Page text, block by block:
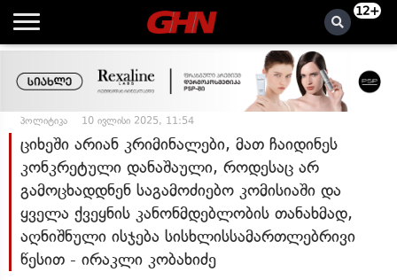
12+
პოლიტიკა 10 ივლისი 2025, 11:54
ციხეში არიან კრიმინალები, მათ ჩაიდინეს
კონკრეტული დანაშაული, როდესაც არ
გამოცხადდნენ საგამოძიებო კომისიაში და
ყველა ქვეყნის კანონმდებლობის თანახმად,
აღნიშნული ისჯება სისხლისსამართლებრივი
წესით - ირაკლი კობახიძე